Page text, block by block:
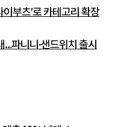
이부츠’로 카테고리 확장
…파니니·샌드위치 출시